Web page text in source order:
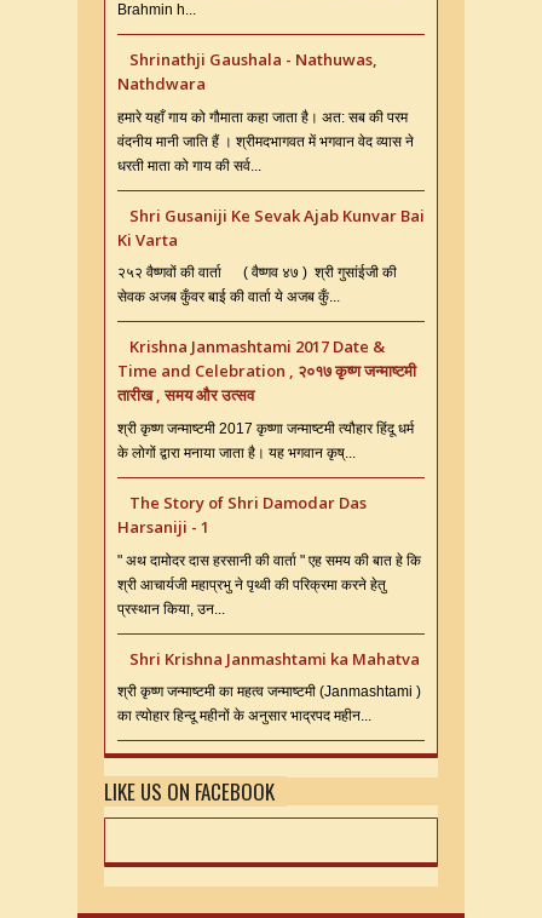
Brahmin h...
Shrinathji Gaushala - Nathuwas,
Nathdwara
हमारे यहाँ गाय को गौमाता कहा जाता है। अत: सब की परम
वंदनीय मानी जाति हैं । श्रीमदभागवत में भगवान वेद व्यास ने
धरती माता को गाय की सर्व...
Shri Gusaniji Ke Sevak Ajab Kunvar Bai
Ki Varta
२५२ वैष्णवों की वार्ता ( वैष्णव ४७ ) श्री गुसांईजी की
सेवक अजब कुँवर बाई की वार्ता ये अजब कुँ...
Krishna Janmashtami 2017 Date &
Time and Celebration , २०१७ कृष्ण जन्माष्टमी
तारीख , समय और उत्सव
श्री कृष्ण जन्माष्टमी 2017 कृष्णा जन्माष्टमी त्यौहार हिंदू धर्म
के लोगों द्वारा मनाया जाता है। यह भगवान कृष्...
The Story of Shri Damodar Das
Harsaniji - 1
" अथ दामोदर दास हरसानी की वार्ता " एह समय की बात हे कि
श्री आचार्यजी महाप्रभु ने पृथ्वी की परिक्रमा करने हेतु
प्रस्थान किया, उन...
Shri Krishna Janmashtami ka Mahatva
श्री कृष्ण जन्माष्टमी का महत्व जन्माष्टमी (Janmashtami )
का त्योहार हिन्दू महीनों के अनुसार भाद्रपद महीन...
LIKE US ON FACEBOOK